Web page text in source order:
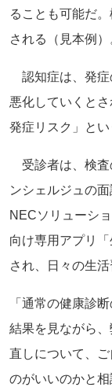
ることも可能だ
される（見本例）
認知症は、発症
悪化していくと
発症リスク」とい
受診者は、検査
ンシェルジュの
NECソリューシ
向け専用アプリ
され、日々の生
「通常の健康診
結果を見ながら
直しについて、
のがいいのかと